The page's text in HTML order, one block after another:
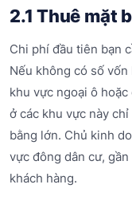
2.1 Thuê mặt
Chi phí đầu tiên bạn
Nếu không có số
khu vực ngoại ô
ở các khu vực này
bằng lớn. Chủ kinh
vực đông dân cư,
khách hàng.